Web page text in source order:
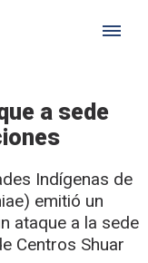
a sede
Indígenas de
emitió un
ataque a la sede
Centros Shuar